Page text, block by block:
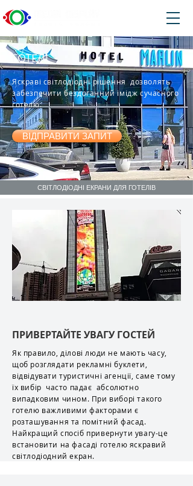
ГОТЕЛІ
Яскраві світлодіодні рішення дозволять
забезпечити бездоганний імідж сучасного
готелю.
ВІДПРАВИТИ ЗАПИТ
СВІТЛОДІОДНІ ЕКРАНИ ДЛЯ ГОТЕЛІВ
ПРИВЕРТАЙТЕ УВАГУ ГОСТЕЙ
Як правило, ділові люди не мають часу,
щоб розглядати рекламні буклети,
відвідувати туристичні агенції, саме тому
їх вибір часто падає абсолютно
випадковим чином. При виборі такого
готелю важливими факторами є
розташування та помітний фасад.
Найкращий спосіб привернути увагу-це
встановити на фасаді готелю яскравий
світлодіодний екран.